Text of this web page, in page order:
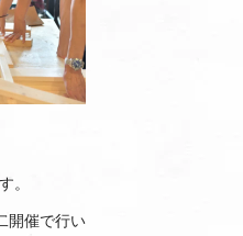
。
開催で行い